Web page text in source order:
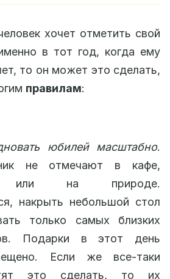
хочет отметить свой
в тот год, когда ему
то он может это сделать,
правилам:
юбилей масштабно.
не отмечают в кафе,
или на природе.
накрыть небольшой стол
только самых близких
Подарки в этот день
Если же все-таки
это сделать, то их